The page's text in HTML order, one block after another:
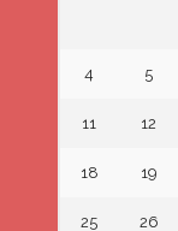
4 5
11 12
18 19
25 26